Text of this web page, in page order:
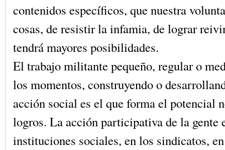
contenidos específicos, que nuestra
cosas, de resistir la infamia, de lograr
tendrá mayores posibilidades.
El trabajo militante pequeño, regular o
los momentos, construyendo o
acción social es el que forma el potencial
logros. La acción participativa de la gente
instituciones sociales, en los sindicatos,